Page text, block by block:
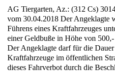
AG Tiergarten, Az.: (312 Cs)
vom 30.04.2018 Der Angeklagte
Führens eines Kraftfahrzeuges
einer Geldbuße in Höhe von
Der Angeklagte darf für die
Kraftfahrzeuge im öffentlichen
dieses Fahrverbot durch die